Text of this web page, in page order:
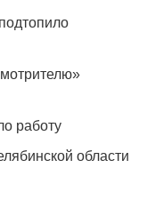
выставят на
работу